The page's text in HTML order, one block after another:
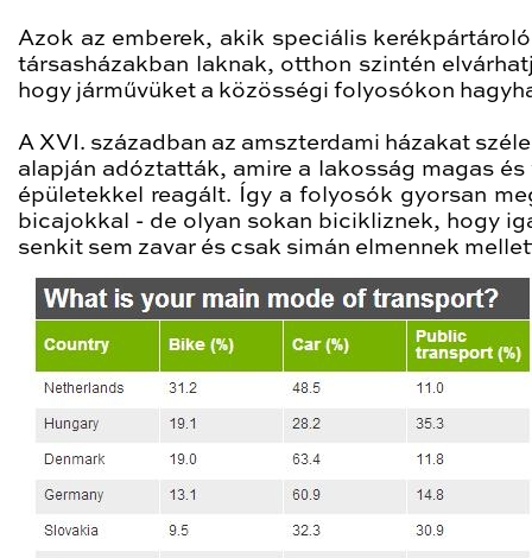
Azok az emberek, akik speciális
társasházakban laknak, otthon szintén
hogy járművüket a közösségi folyosókon
A XVI. században az amszterdami házakat
alapján adóztatták, amire a lakosság magas és
épületekkel reagált. Így a folyosók gyorsan
bicajokkal - de olyan sokan bicikliznek, hogy
senkit sem zavar és csak simán elmennek